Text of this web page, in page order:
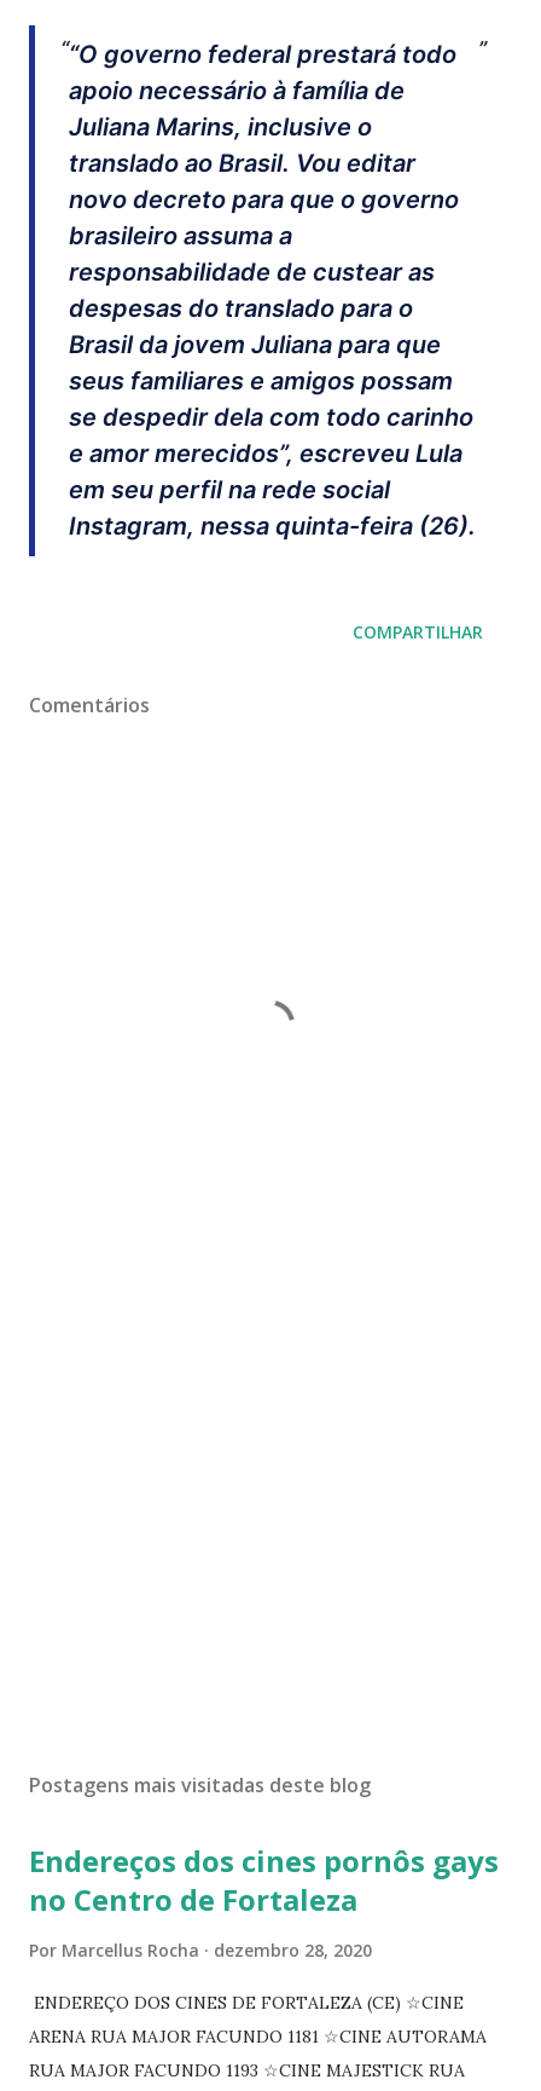
“O governo federal prestará todo
apoio necessário à família de
Juliana Marins, inclusive o
translado ao Brasil. Vou editar
novo decreto para que o governo
brasileiro assuma a
responsabilidade de custear as
despesas do translado para o
Brasil da jovem Juliana para que
seus familiares e amigos possam
se despedir dela com todo carinho
e amor merecidos”, escreveu Lula
em seu perfil na rede social
Instagram, nessa quinta-feira (26).
COMPARTILHAR
Comentários
Postagens mais visitadas deste blog
Endereços dos cines pornôs gays
no Centro de Fortaleza
Por Marcellus Rocha dezembro 28, 2020
ENDEREÇO DOS CINES DE FORTALEZA (CE) ☆CINE
ARENA RUA MAJOR FACUNDO 1181 ☆CINE AUTORAMA
RUA MAJOR FACUNDO 1193 ☆CINE MAJESTICK RUA